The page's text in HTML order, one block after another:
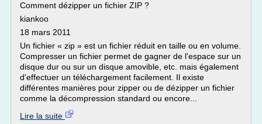
Comment dézipper un fichier ZIP ?
kiankoo
18 mars 2011
Un fichier « zip » est un fichier réduit en taille ou en volume.
Compresser un fichier permet de gagner de l'espace sur un
disque dur ou sur un disque amovible, etc. mais également
d'effectuer un téléchargement facilement. Il existe
différentes manières pour zipper ou de dézipper un fichier
comme la décompression standard ou encore...
Lire la suite